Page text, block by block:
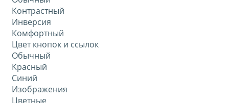
Контрастный
Инверсия
Комфортный
Цвет кнопок и ссылок
Обычный
Красный
Синий
Изображения
Цветные